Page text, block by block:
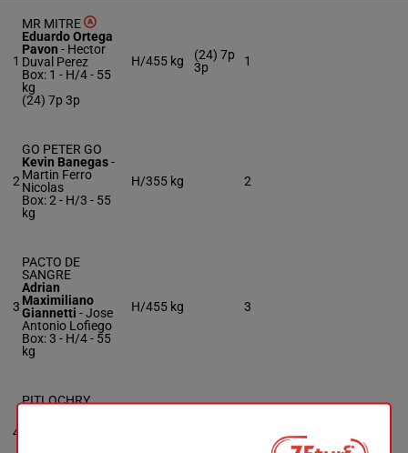
1
MR MITRE
Eduardo Ortega
Pavon - Hector
Duval Perez
Box: 1 - H/4 - 55
kg
(24) 7p 3p
H/455 kg
(24) 7p
3p
1
2
GO PETER GO
Kevin Banegas-
Martin Ferro
Nicolas
Box: 2 - H/3 - 55
kg
H/355 kg 2
3
PACTO DE
SANGRE
Adrian
Maximiliano
Giannetti -Jose
Antonio Lofiego
Box: 3 - H/4 - 55
kg
H/455 kg 3
4
PITLOCHRY